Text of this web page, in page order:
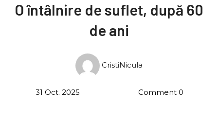
O întâlnire de suflet, după 60
de ani
CristiNicula
31 Oct. 2025 Comment 0